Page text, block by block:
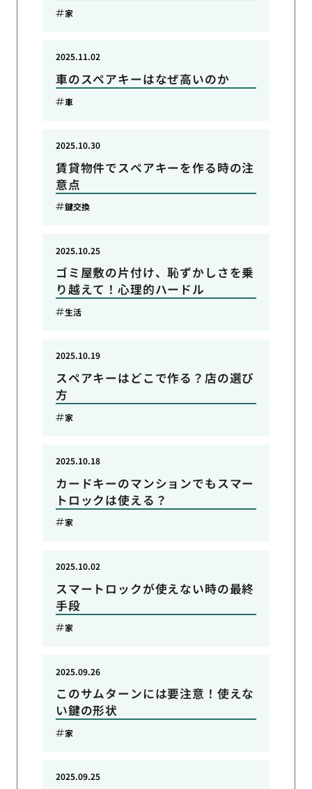
家
車のスペアキーはなぜ高いのか
2025.11.02
車
賃貸物件でスペアキーを作る時の注
意点
2025.10.30
鍵交換
ゴミ屋敷の片付け、恥ずかしさを乗
り越えて！心理的ハードル
2025.10.25
生活
スペアキーはどこで作る？店の選び
方
2025.10.19
家
カードキーのマンションでもスマー
トロックは使える？
2025.10.18
家
スマートロックが使えない時の最終
手段
2025.10.02
家
このサムターンには要注意！使えな
い鍵の形状
2025.09.26
家
2025.09.25